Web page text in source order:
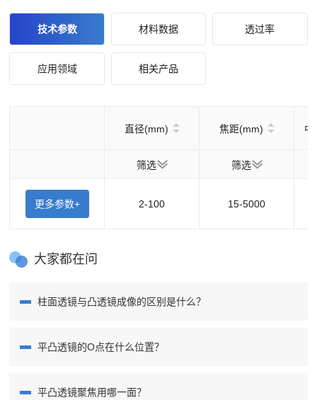
技术参数 材料数据 透过率
应用领域 相关产品
直径(mm) 焦距(mm) 中
筛选 筛选
更多参数+ 2-100 15-5000
大家都在问
柱面透镜与凸透镜成像的区别是什么？
平凸透镜的O点在什么位置？
平凸透镜聚焦用哪一面？